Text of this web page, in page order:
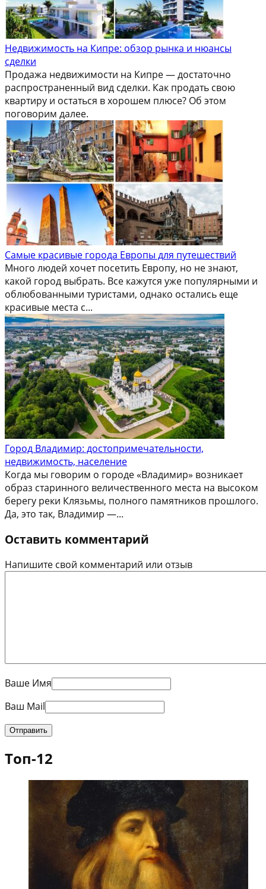
Недвижимость на Кипре: обзор рынка и нюансы
сделки
Продажа недвижимости на Кипре — достаточно
распространенный вид сделки. Как продать свою
квартиру и остаться в хорошем плюсе? Об этом
поговорим далее.
Самые красивые города Европы для путешествий
Много людей хочет посетить Европу, но не знают,
какой город выбрать. Все кажутся уже популярными и
облюбованными туристами, однако остались еще
красивые места с...
Город Владимир: достопримечательности,
недвижимость, население
Когда мы говорим о городе «Владимир» возникает
образ старинного величественного места на высоком
берегу реки Клязьмы, полного памятников прошлого.
Да, это так, Владимир —...
Оставить комментарий
Напишите свой комментарий или отзыв
Ваше Имя
Ваш Mail
Топ-12